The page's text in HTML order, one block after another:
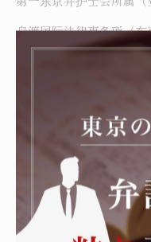
舟渡国际法律事务所（
大楼本馆3楼）
以中国籍依頼者为中心
力分野。覚醒剂取締法
得、特殊诈欺案件之不
等解决实绩颇丰。
舟渡国际法律事务所